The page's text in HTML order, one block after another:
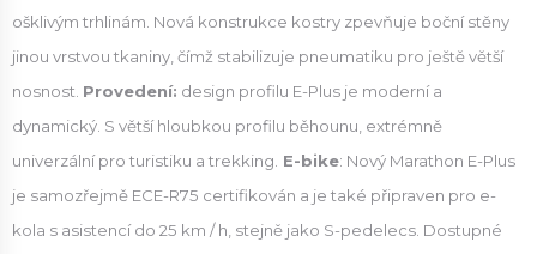
ošklivým trhlinám. Nová konstrukce kostry zpevňuje boční stěny
jinou vrstvou tkaniny, čímž stabilizuje pneumatiku pro ještě větší
nosnost. Provedení: design profilu E-Plus je moderní a
dynamický. S větší hloubkou profilu běhounu, extrémně
univerzální pro turistiku a trekking. E-bike: Nový Marathon E-Plus
je samozřejmě ECE-R75 certifikován a je také připraven pro e-
kola s asistencí do 25 km / h, stejně jako S-pedelecs. Dostupné